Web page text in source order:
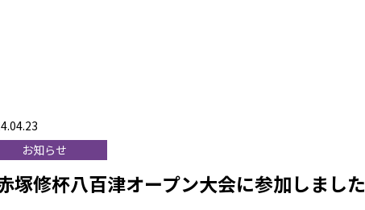
お知らせ
塚修杯八百津オープン大会に参加しました